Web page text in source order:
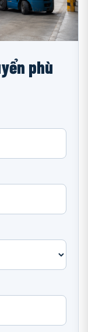
phù